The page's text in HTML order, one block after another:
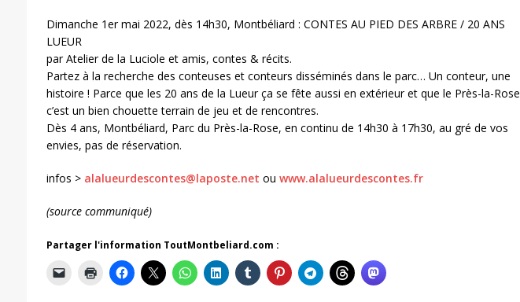
Dimanche 1er mai 2022, dès 14h30, Montbéliard : CONTES AU PIED DES ARBRE / 20 ANS
LUEUR
par Atelier de la Luciole et amis, contes & récits.
Partez à la recherche des conteuses et conteurs disséminés dans le parc… Un conteur, une
histoire ! Parce que les 20 ans de la Lueur ça se fête aussi en extérieur et que le Près-la-Rose
c’est un bien chouette terrain de jeu et de rencontres.
Dès 4 ans, Montbéliard, Parc du Près-la-Rose, en continu de 14h30 à 17h30, au gré de vos
envies, pas de réservation.
infos > alalueurdescontes@laposte.net ou www.alalueurdescontes.fr
(source communiqué)
Partager l'information ToutMontbeliard.com :